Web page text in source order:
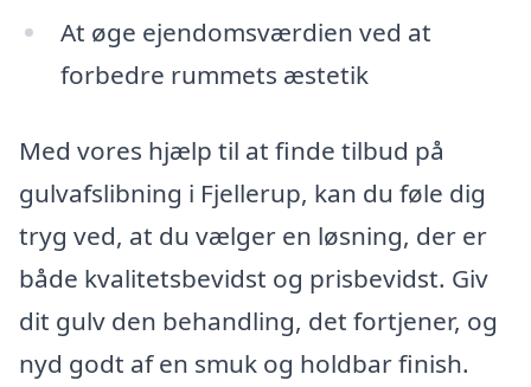
At øge ejendomsværdien ved at
forbedre rummets æstetik
Med vores hjælp til at finde tilbud på
gulvafslibning i Fjellerup, kan du føle dig
tryg ved, at du vælger en løsning, der er
både kvalitetsbevidst og prisbevidst. Giv
dit gulv den behandling, det fortjener, og
nyd godt af en smuk og holdbar finish.